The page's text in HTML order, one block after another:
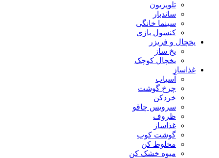
تلویزیون
ساندبار
سینما خانگی
کنسول بازی
یخچال و فریزر
یخ ساز
یخچال کوچک
غذاساز
آسیاب
چرخ گوشت
خردکن
سرویس چاقو
ظروف
غذاساز
گوشت کوب
مخلوط کن
میوه خشک کن